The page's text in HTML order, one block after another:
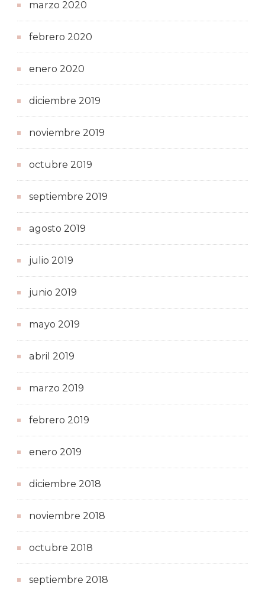
marzo 2020
febrero 2020
enero 2020
diciembre 2019
noviembre 2019
octubre 2019
septiembre 2019
agosto 2019
julio 2019
junio 2019
mayo 2019
abril 2019
marzo 2019
febrero 2019
enero 2019
diciembre 2018
noviembre 2018
octubre 2018
septiembre 2018